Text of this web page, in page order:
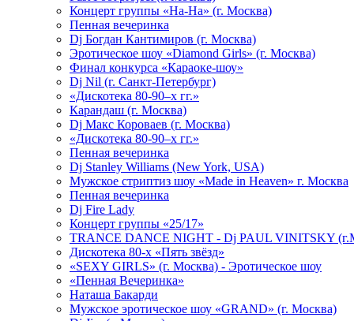
Концерт группы «На-На» (г. Москва)
Пенная вечеринка
Dj Богдан Кантимиров (г. Москва)
Эротическое шоу «Diamond Girls» (г. Москва)
Финал конкурса «Караоке-шоу»
Dj Nil (г. Санкт-Петербург)
«Дискотека 80-90–х гг.»
Карандаш (г. Москва)
Dj Макс Короваев (г. Москва)
«Дискотека 80-90–х гг.»
Пенная вечеринка
Dj Stanley Williams (New York, USA)
Мужское стриптиз шоу «Made in Heaven» г. Москва
Пенная вечеринка
Dj Fire Lady
Концерт группы «25/17»
TRANCE DANCE NIGHT - Dj PAUL VINITSKY
Дискотека 80-х «Пять звёзд»
«SEXY GIRLS» (г. Москва) - Эротическое шоу
«Пенная Вечеринка»
Hаташа Бакарди
Мужское эротическое шоу «GRAND» (г. Москва)